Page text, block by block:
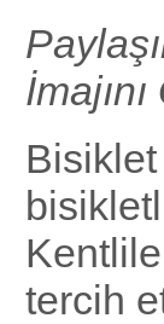
tercih